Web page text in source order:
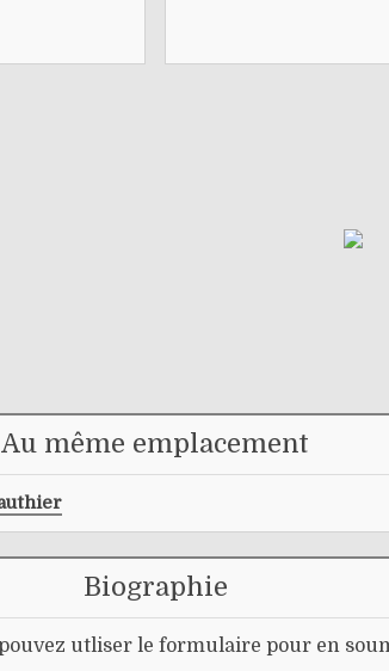
Au même emplacement
Biographie
utliser le formulaire pour en